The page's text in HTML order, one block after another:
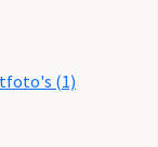
(1)